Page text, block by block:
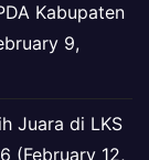
Kabupaten
9,
Juara di LKS
(February 12,